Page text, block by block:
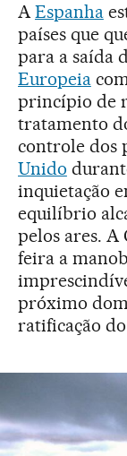
AEspanha
países que
para a saída
Europeia
princípio de
tratamento
controle dos
Unido
inquietação
equilíbrio
pelos ares. A
feira a
próximo
ratificação